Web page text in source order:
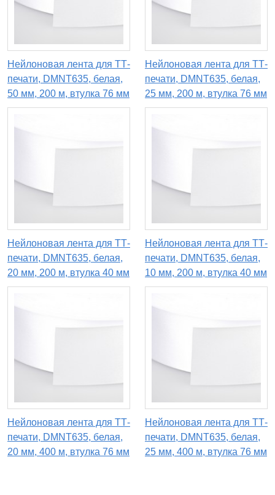
Нейлоновая лента для ТТ-
печати, DMNT635, белая,
50 мм, 200 м, втулка 76 мм
Нейлоновая лента для ТТ-
печати, DMNT635, белая,
25 мм, 200 м, втулка 76 мм
Нейлоновая лента для ТТ-
печати, DMNT635, белая,
20 мм, 200 м, втулка 40 мм
Нейлоновая лента для ТТ-
печати, DMNT635, белая,
10 мм, 200 м, втулка 40 мм
Нейлоновая лента для ТТ-
печати, DMNT635, белая,
20 мм, 400 м, втулка 76 мм
Нейлоновая лента для ТТ-
печати, DMNT635, белая,
25 мм, 400 м, втулка 76 мм